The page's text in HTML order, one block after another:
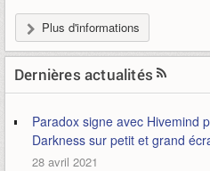
Plus d'informations
Dernières actualités
Paradox signe avec Hivemind
Darkness sur petit et grand
28 avril 2021